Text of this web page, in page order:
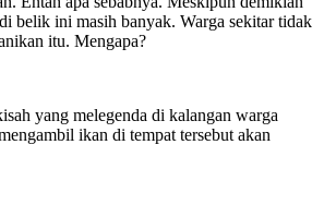
belik ini masih banyak. Warga sekitar tidak
itu. Mengapa?
yang melegenda di kalangan warga
ikan di tempat tersebut akan